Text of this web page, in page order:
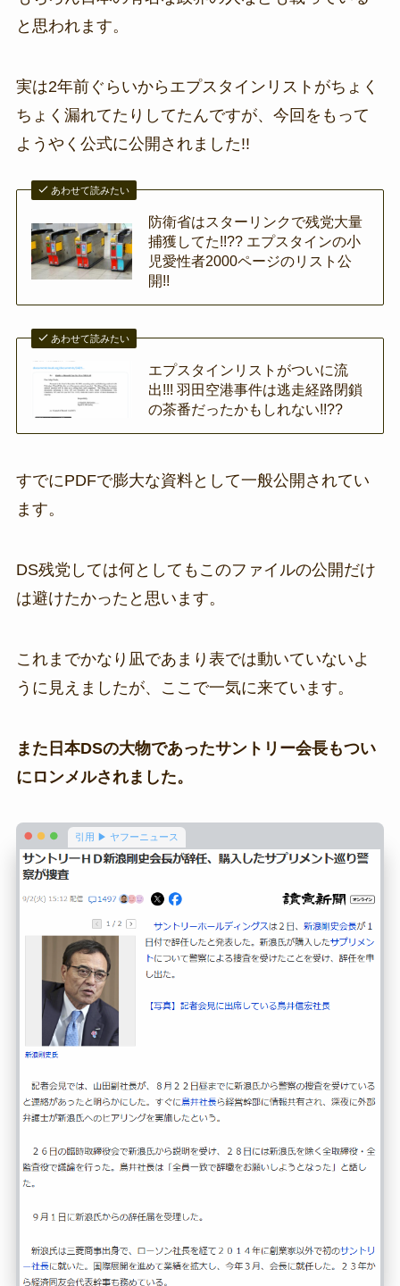
と思われます。
実は2年前ぐらいからエプスタインリストがちょく
ちょく漏れてたりしてたんですが、今回をもって
ようやく公式に公開されました!!
あわせて読みたい
防衛省はスターリンクで残党大量
捕獲してた!!?? エプスタインの小
児愛性者2000ページのリスト公
開!!
あわせて読みたい
エプスタインリストがついに流
出!!! 羽田空港事件は逃走経路閉鎖
の茶番だったかもしれない!!??
すでにPDFで膨大な資料として一般公開されてい
ます。
DS残党しては何としてもこのファイルの公開だけ
は避けたかったと思います。
これまでかなり凪であまり表では動いていないよ
うに見えましたが、ここで一気に来ています。
また日本DSの大物であったサントリー会長もつい
にロンメルされました。
引用 ▶ ヤフーニュース